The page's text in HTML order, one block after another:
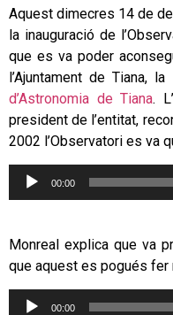
Aquest dimecres 14 de
la inauguració de
que es va poder
l’Ajuntament de Tiana,
d’Astronomia de Tiana.
president de l’entitat,
2002 l’Observatori es va
Reproductor
00:00
Monreal explica que va
que aquest es pogués fer
Reproductor
00:00